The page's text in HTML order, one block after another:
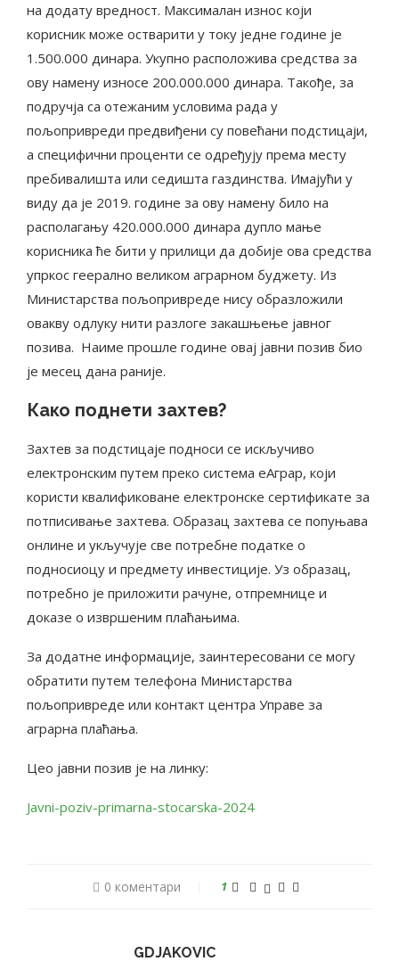
на додату вредност. Максималан износ који
корисник може остварити у току једне године је
1.500.000 динара. Укупно расположива средства за
ову намену износе 200.000.000 динара. Такође, за
подручја са отежаним условима рада у
пољопривреди предвиђени су повећани подстицаји,
а специфични проценти се одређују према месту
пребивалишта или седишта газдинства​. Имајући у
виду да је 2019. године за ову намену било на
располагању 420.000.000 динара дупло мање
корисника ће бити у прилици да добије ова средства
упркос геерално великом аграрном буджету. Из
Министарства пољопривреде нису образложили
овакву одлуку нити разлоге закашњење јавног
позива. Наиме прошле године овај јавни позив био
је месец дана раније.
Како поднети захтев?
Захтев за подстицаје подноси се искључиво
електронским путем преко система еАграр, који
користи квалификоване електронске сертификате за
потписивање захтева. Образац захтева се попуњава
онлине и укључује све потребне податке о
подносиоцу и предмету инвестиције. Уз образац,
потребно је приложити рачуне, отпремнице и
доказе о извршеним плаћањима​.
За додатне информације, заинтересовани се могу
обратити путем телефона Министарства
пољопривреде или контакт центра Управе за
аграрна плаћања.
Цео јавни позив је на линку:
Javni-poziv-primarna-stocarska-2024
0 коментари 1
GDJAKOVIC